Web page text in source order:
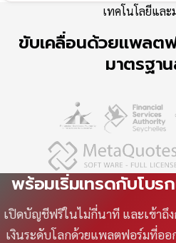
เทคโนโลยีและ
ขับเคลื่อนด้วยแพลต
มาตรฐา
พร้อมเริ่มเทรดกับโบ
เปิดบัญชีฟรีในไม่กี่นาที และเข้าถึง
เงินระดับโลกด้วยแพลตฟอร์มที่อ